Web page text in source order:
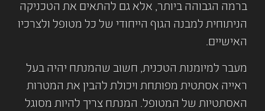
ברמה הגבוהה ביותר, אלא גם להתאים את הטכניקה
הניתוחית למבנה הגוף הייחודי של כל מטופל ולצרכיו
האישיים.
מעבר למיומנות הטכנית, חשוב שהמנתח יהיה בעל
ראייה אסתטית מפותחת ויכולת להבין את המטרות
האסתטיות של המטופל. המנתח צריך להיות מסוגל